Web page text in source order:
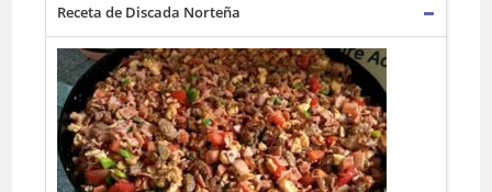
Receta de Discada Norteña